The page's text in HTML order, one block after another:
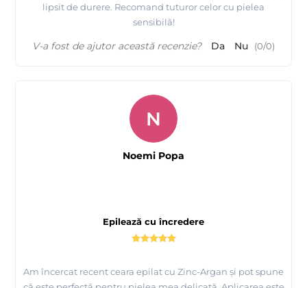
lipsit de durere. Recomand tuturor celor cu pielea
sensibilă!
V-a fost de ajutor această recenzie? Da Nu (0/0)
Epilează cu încredere
Am încercat recent ceara epilat cu Zinc-Argan și pot spune
N
Noemi Popa